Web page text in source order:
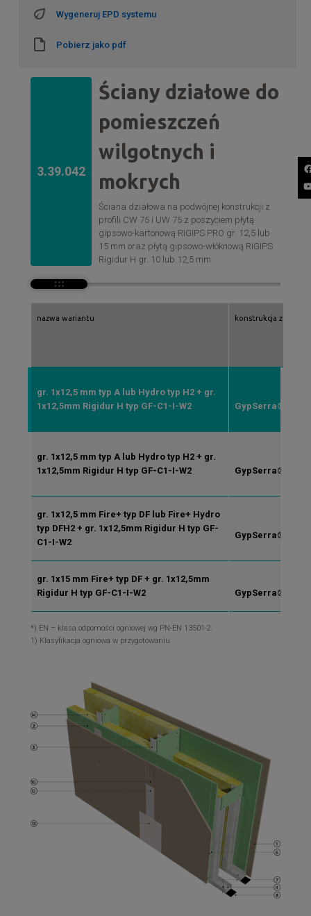
Wygeneruj EPD systemu
Pobierz jako pdf
3.39.042
Ściany działowe do
pomieszczeń
wilgotnych i
mokrych
Ściana działowa na podwójnej konstrukcji z
profili CW 75 i UW 75 z poszyciem płytą
gipsowo-kartonową RIGIPS PRO gr. 12,5 lub
15 mm oraz płytą gipsowo-włóknową RIGIPS
Rigidur H gr. 10 lub 12,5 mm
nazwa wariantu konstrukcja z profili
gr. 1x12,5 mm typ A lub Hydro typ H2 + gr.
1x12,5mm Rigidur H typ GF-C1-I-W2
GypSerra®/
gr. 1x12,5 mm typ A lub Hydro typ H2 + gr.
1x12,5mm Rigidur H typ GF-C1-I-W2
GypSerra®/
gr. 1x12,5 mm Fire+ typ DF lub Fire+ Hydro
typ DFH2 + gr. 1x12,5mm Rigidur H typ GF-
C1-I-W2
GypSerra®/
gr. 1x15 mm Fire+ typ DF + gr. 1x12,5mm
Rigidur H typ GF-C1-I-W2
GypSerra®/
*) EN – klasa odporności ogniowej wg PN-EN 13501-2.
1) Klasyfikacja ogniowa w przygotowaniu